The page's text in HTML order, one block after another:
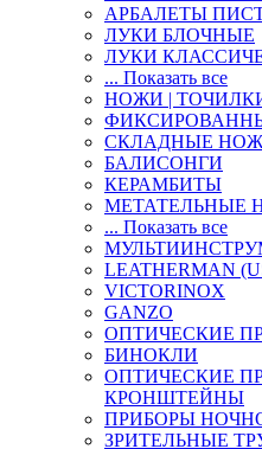
АРБАЛЕТЫ
ЛУКИ БЛОЧНЫЕ
ЛУКИ
... Показать все
НОЖИ |
СКЛАДНЫЕ
БАЛИСОНГИ
КЕРАМБИТЫ
МЕТАТЕЛЬНЫЕ
... Показать все
LEATHERMAN
VICTORINOX
GANZO
ОПТИЧЕСКИЕ
БИНОКЛИ
ОПТИЧЕСКИЕ
КРОНШТЕЙНЫ
ПРИБОРЫ
ЗРИТЕЛЬНЫЕ